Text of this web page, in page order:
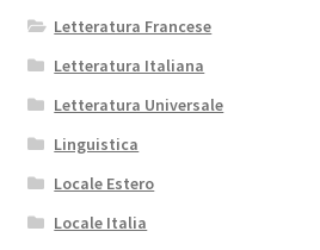
Letteratura Francese
Letteratura Italiana
Letteratura Universale
Linguistica
Locale Estero
Locale Italia